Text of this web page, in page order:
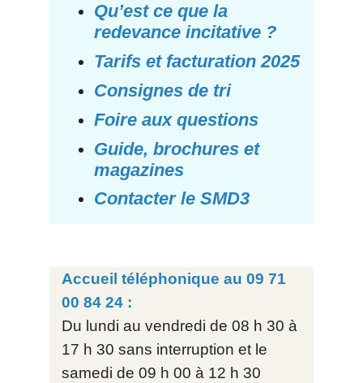
Qu’est ce que la
redevance incitative ?
Tarifs et facturation 2025
Consignes de tri
Foire aux questions
Guide, brochures et
magazines
Contacter le SMD3
Accueil téléphonique au 09 71
00 84 24 :
Du lundi au vendredi de 08 h 30 à
17 h 30 sans interruption et le
samedi de 09 h 00 à 12 h 30